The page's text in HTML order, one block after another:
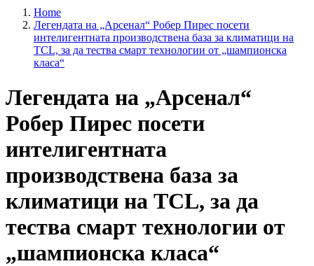
Home
Легендата на „Арсенал“ Робер Пирес посети
интелигентната производствена база за климатици на
TCL, за да тества смарт технологии от „шампионска
класа“
Легендата на „Арсенал“
Робер Пирес посети
интелигентната
производствена база за
климатици на TCL, за да
тества смарт технологии от
„шампионска класа“